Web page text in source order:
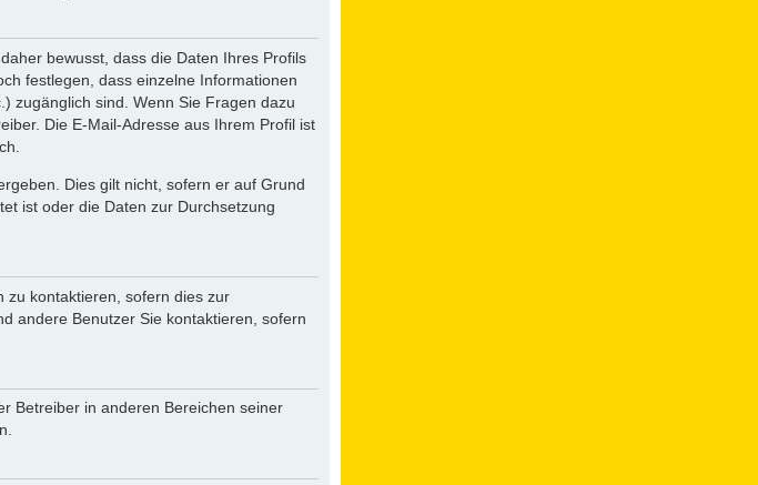
bewusst, dass die Daten Ihres Profils
festlegen, dass einzelne Informationen
zugänglich sind. Wenn Sie Fragen dazu
Die E-Mail-Adresse aus Ihrem Profil ist
Dies gilt nicht, sofern er auf Grund
ist oder die Daten zur Durchsetzung
zu kontaktieren, sofern dies zur
andere Benutzer Sie kontaktieren, sofern
Betreiber in anderen Bereichen seiner